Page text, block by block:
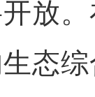
放
态